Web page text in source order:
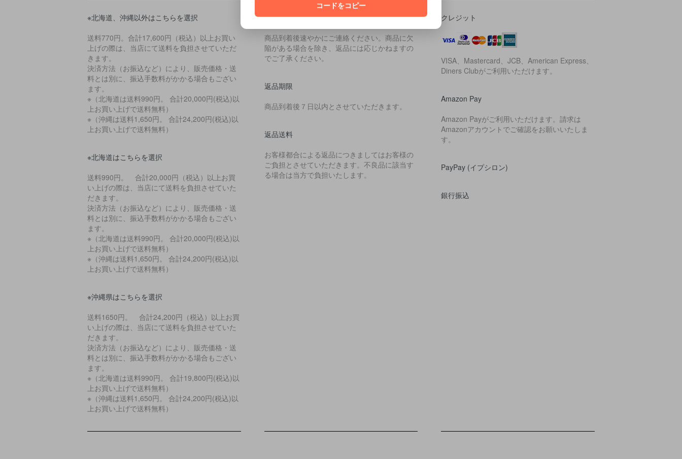
※北海道、沖縄以外はこちらを選択
送料770円。合計17,600円（税込）以上お買い
上げの際は、当店にて送料を負担させていただ
きます。
決済方法（お振込など）により、販売価格・送
料とは別に、振込手数料がかかる場合もござい
ます。
※（北海道は送料990円。 合計20,000円(税込)以
上お買い上げで送料無料）
※（沖縄は送料1,650円。 合計24,200円(税込)以
上お買い上げで送料無料）
※北海道はこちらを選択
送料990円。 合計20,000円（税込）以上お買
い上げの際は、当店にて送料を負担させていた
だきます。
決済方法（お振込など）により、販売価格・送
料とは別に、振込手数料がかかる場合もござい
ます。
※（北海道は送料990円。 合計20,000円(税込)以
上お買い上げで送料無料）
※（沖縄は送料1,650円。 合計24,200円(税込)以
上お買い上げで送料無料）
※沖縄県はこちらを選択
送料1650円。 合計24,200円（税込）以上お買
い上げの際は、当店にて送料を負担させていた
だきます。
決済方法（お振込など）により、販売価格・送
料とは別に、振込手数料がかかる場合もござい
ます。
※（北海道は送料990円。 合計19,800円(税込)以
上お買い上げで送料無料）
※（沖縄は送料1,650円。 合計24,200円(税込)以
上お買い上げで送料無料）
不良品
商品到着後速やかにご連絡ください。商品に欠
陥がある場合を除き、返品には応じかねますの
でご了承ください。
返品期限
商品到着後７日以内とさせていただきます。
返品送料
お客様都合による返品につきましてはお客様の
ご負担とさせていただきます。不良品に該当す
る場合は当方で負担いたします。
クレジット
VISA、Mastercard、JCB、American Express、
Diners Clubがご利用いただけます。
Amazon Pay
Amazon Payがご利用いただけます。請求は
Amazonアカウントでご確認をお願いいたしま
す。
PayPay (イプシロン)
銀行振込
コードをコピー